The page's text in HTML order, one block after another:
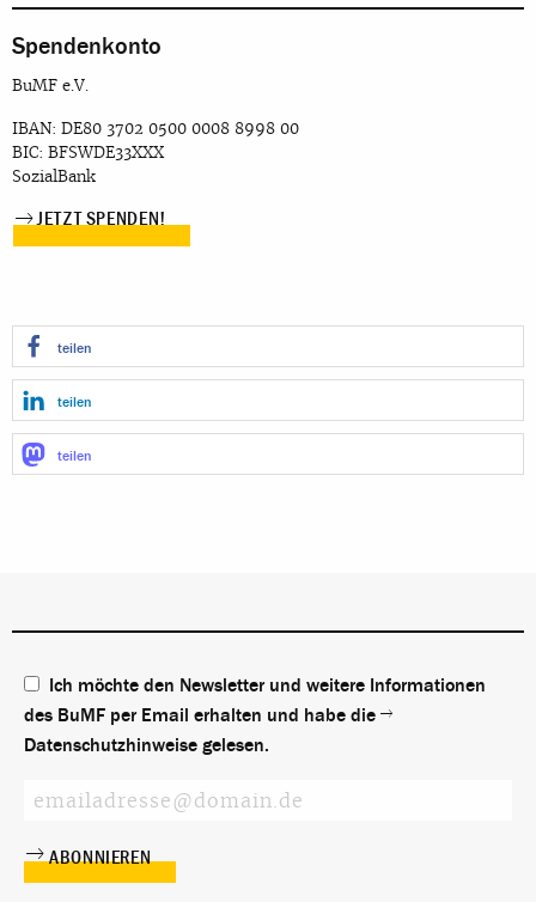
Spendenkonto
BuMF e.V.
IBAN: DE80 3702 0500 0008 8998 00
BIC: BFSWDE33XXX
SozialBank
JETZT SPENDEN!
teilen
teilen
teilen
Ich möchte den Newsletter und weitere Informationen
des BuMF per Email erhalten und habe die
Datenschutzhinweise gelesen.